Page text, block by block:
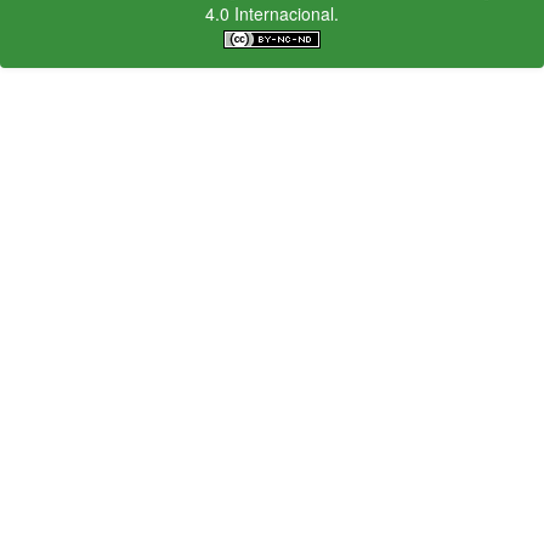
4.0 Internacional.